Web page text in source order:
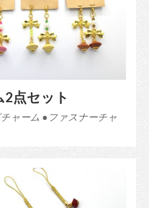
2点セット
ャーム ●ファスナーチャ